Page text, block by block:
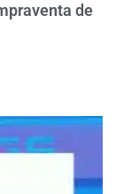
de